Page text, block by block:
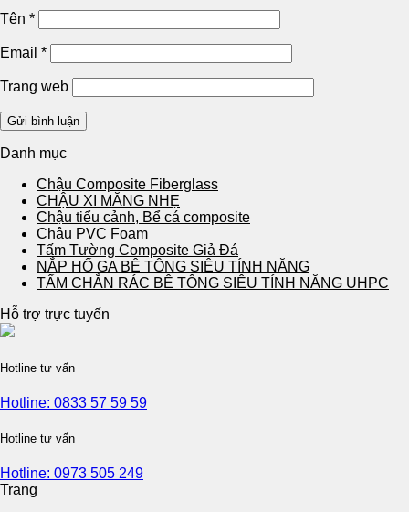
Tên *
Email *
Trang web
Danh mục
Chậu Composite Fiberglass
CHẬU XI MĂNG NHẸ
Chậu tiểu cảnh, Bể cá composite
Chậu PVC Foam
Tấm Tường Composite Giả Đá
NẮP HỐ GA BÊ TÔNG SIÊU TÍNH NĂNG
TẤM CHẮN RÁC BÊ TÔNG SIÊU TÍNH NĂNG UHPC
Hỗ trợ trực tuyến
Hotline tư vấn
Hotline: 0833 57 59 59
Hotline tư vấn
Hotline: 0973 505 249
Trang